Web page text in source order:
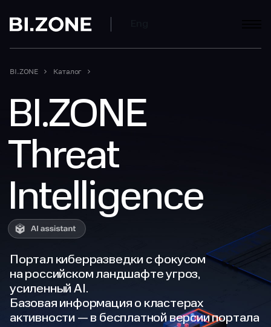
BI.ZONE Каталог
BI.ZONE
Threat
Intelligence
Портал киберразведки с фокусом
на российском ландшафте угроз,
усиленный AI.
Базовая информация о кластерах
активности — в бесплатной версии портала